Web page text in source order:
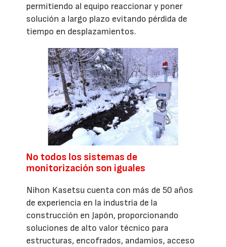
permitiendo al equipo reaccionar y poner
solución a largo plazo evitando pérdida de
tiempo en desplazamientos.
No todos los sistemas de
monitorización son iguales
Nihon Kasetsu cuenta con más de 50 años
de experiencia en la industria de la
construcción en Japón, proporcionando
soluciones de alto valor técnico para
estructuras, encofrados, andamios, acceso